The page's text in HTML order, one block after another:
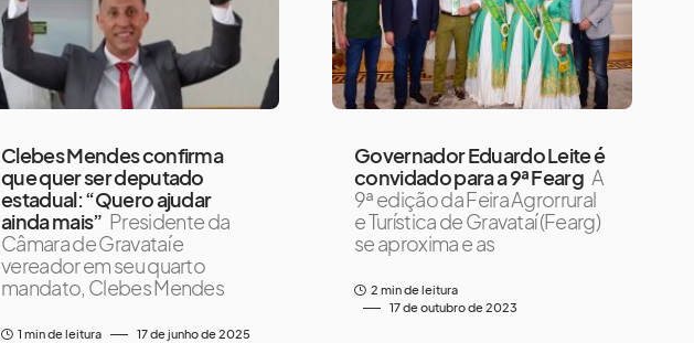
Clebes Mendes confirma
que quer ser deputado
estadual: “Quero ajudar
ainda mais” Presidente da
Câmara de Gravataí e
vereador em seu quarto
mandato, Clebes Mendes
1 min de leitura 17 de junho de 2025
Governador Eduardo Leite é
convidado para a 9ª Fearg A
9ª edição da Feira Agrorrural
e Turística de Gravataí (Fearg)
se aproxima e as
2 min de leitura
17 de outubro de 2023